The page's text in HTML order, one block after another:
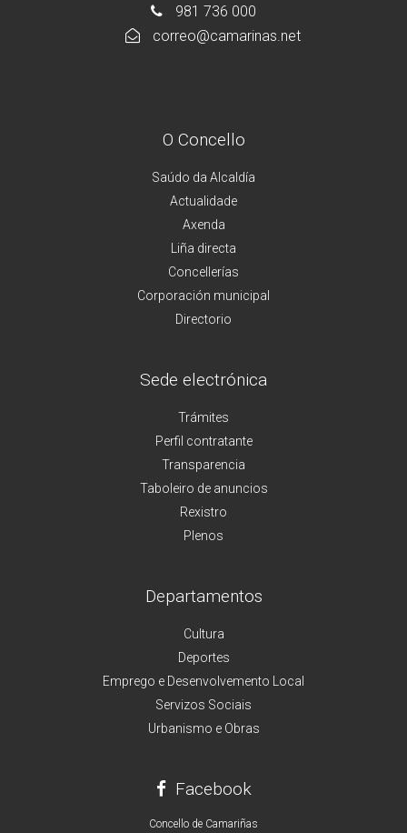
981 736 000
correo@camarinas.net
O Concello
Saúdo da Alcaldía
Actualidade
Axenda
Liña directa
Concellerías
Corporación municipal
Directorio
Sede electrónica
Trámites
Perfil contratante
Transparencia
Taboleiro de anuncios
Rexistro
Plenos
Departamentos
Cultura
Deportes
Emprego e Desenvolvemento Local
Servizos Sociais
Urbanismo e Obras
Facebook
Concello de Camariñas